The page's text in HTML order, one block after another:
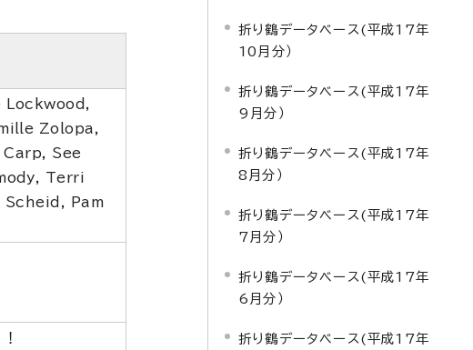
Lockwood,
Zolopa,
See
Terri
Scheid, Pam
折り鶴データベース(平成17年
10月分）
折り鶴データベース(平成17年
9月分）
折り鶴データベース(平成17年
8月分）
折り鶴データベース(平成17年
7月分）
折り鶴データベース(平成17年
6月分）
折り鶴データベース(平成17年